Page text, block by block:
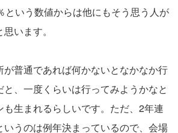
という数値からは他にもそう思う人が
います。
が普通であれば何かないとなかなか行
、一度くらいは行ってみようかなと
も生まれるらしいです。ただ、2年連
うのは例年決まっているので、会場